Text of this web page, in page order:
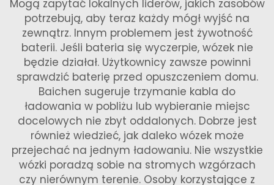
Mogą zapytać lokalnych liderów, jakich zasobów
potrzebują, aby teraz każdy mógł wyjść na
zewnątrz. Innym problemem jest żywotność
baterii. Jeśli bateria się wyczerpie, wózek nie
będzie działał. Użytkownicy zawsze powinni
sprawdzić baterię przed opuszczeniem domu.
Baichen sugeruje trzymanie kabla do
ładowania w pobliżu lub wybieranie miejsc
docelowych nie zbyt oddalonych. Dobrze jest
również wiedzieć, jak daleko wózek może
przejechać na jednym ładowaniu. Nie wszystkie
wózki poradzą sobie na stromych wzgórzach
czy nierównym terenie. Osoby korzystające z